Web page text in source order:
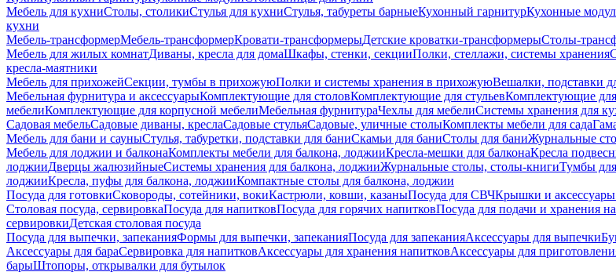
Мебель для кухниСтолы, столикиСтулья для кухниСтулья, табуреты барныеКухонный гарнитурКухонные
кухни
Мебель-трансформерМебель-трансформерКровати-трансформерыДетские кроватки-трансформерыСтолы-
Мебель для жилых комнатДиваны, кресла для домаШкафы, стенки, секцииПолки, стеллажи, системы хранения
кресла-маятники
Мебель для прихожейСекции, тумбы в прихожуюПолки и системы хранения в прихожуюВешалки, подставки
Мебельная фурнитура и аксессуарыКомплектующие для столовКомплектующие для стульевКомплектующие
мебелиКомплектующие для корпусной мебелиМебельная фурнитураЧехлы для мебелиСистемы хранения для
Садовая мебельСадовые диваны, креслаСадовые стульяСадовые, уличные столыКомплекты мебели для сада
Мебель для бани и сауныСтулья, табуретки, подставки для баниСкамьи для баниСтолы для баниЖурнальные
Мебель для лоджии и балконаКомплекты мебели для балкона, лоджииКресла-мешки для балконаКресла
лоджииДверцы жалюзийныеСистемы хранения для балкона, лоджииЖурнальные столы, столы-книгиТумбы
лоджииКресла, пуфы для балкона, лоджииКомпактные столы для балкона, лоджии
Посуда для готовкиСковороды, сотейники, вокиКастрюли, ковши, казаныПосуда для СВЧКрышки и
Столовая посуда, сервировкаПосуда для напитковПосуда для горячих напитковПосуда для подачи и хранения
сервировкиДетская столовая посуда
Посуда для выпечки, запеканияФормы для выпечки, запеканияПосуда для запеканияАксессуары для выпечки
Аксессуары для бараСервировка для напитковАксессуары для хранения напитковАксессуары для
барыШтопоры, открывалки для бутылок